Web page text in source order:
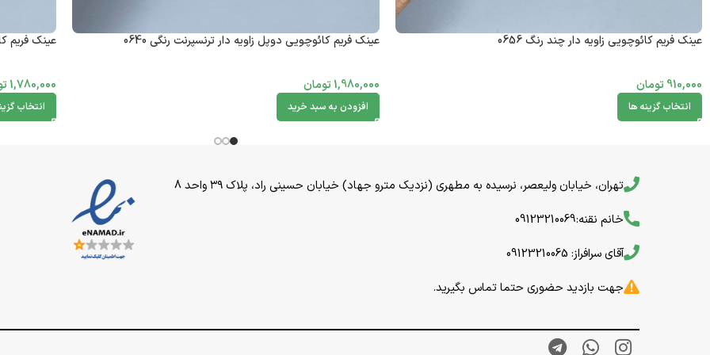
عینک فریم کائوچویی زاویه دار چند رنگ 0656
910,000تومان
انتخاب گزینه ها
عینک فریم کائوچویی دوپل زاویه دار ترنسپرنت رنگی 0640
1,980,000تومان
افزودن به سبد خرید
عینک فریم
1,780,000
انتخاب
تهران، خیابان ولیعصر، نرسیده به مطهری (نزدیک مترو جهاد) خیابان حسینی راد، پلاک ۳۹ واحد 8
خانم نقنه:09123210069
آقای سرافراز: 09123210065
جهت بازدید حضوری حتما تماس بگیرید.